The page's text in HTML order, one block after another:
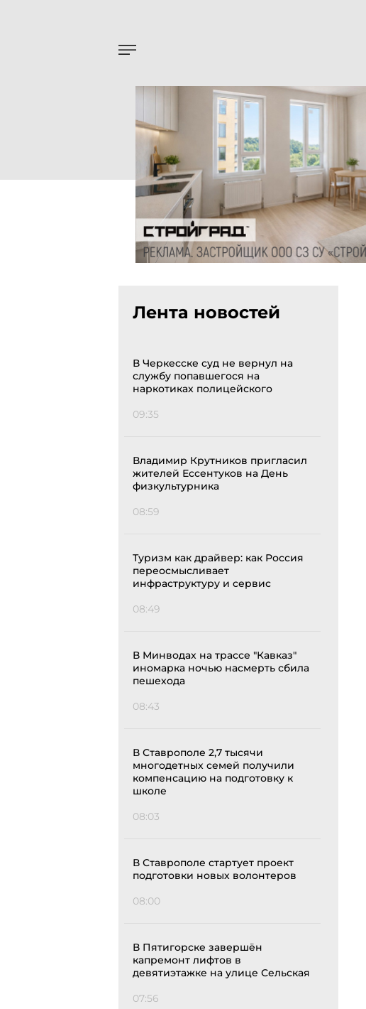
Лента новостей
В Черкесске суд не вернул на
службу попавшегося на
наркотиках полицейского
09:35
Владимир Крутников пригласил
жителей Ессентуков на День
физкультурника
08:59
Туризм как драйвер: как Россия
переосмысливает
инфраструктуру и сервис
08:49
В Минводах на трассе "Кавказ"
иномарка ночью насмерть сбила
пешехода
08:43
В Ставрополе 2,7 тысячи
многодетных семей получили
компенсацию на подготовку к
школе
08:03
В Ставрополе стартует проект
подготовки новых волонтеров
08:00
В Пятигорске завершён
капремонт лифтов в
девятиэтажке на улице Сельская
07:56